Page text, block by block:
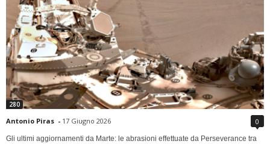
280
Antonio Piras - 17 Giugno 2026 0
Gli ultimi aggiornamenti da Marte: le abrasioni effettuate da Perseverance tra